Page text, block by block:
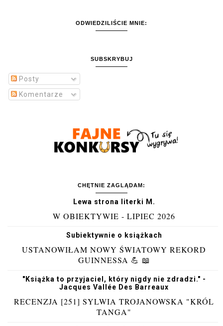
ODWIEDZILIŚCIE MNIE:
SUBSKRYBUJ
Posty
Komentarze
CHĘTNIE ZAGLĄDAM:
Lewa strona literki M.
W OBIEKTYWIE - LIPIEC 2026
Subiektywnie o książkach
USTANOWIŁAM NOWY ŚWIATOWY REKORD
GUINNESSA 💪 📖
"Książka to przyjaciel, który nigdy nie zdradzi." -
Jacques Vallée Des Barreaux
RECENZJA [251] SYLWIA TROJANOWSKA "KRÓL
TANGA"